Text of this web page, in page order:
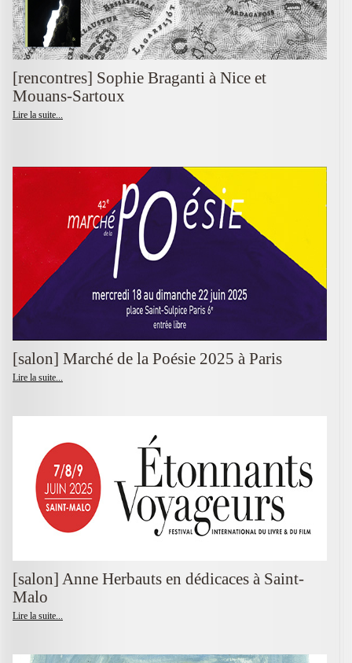
[rencontres] Sophie Braganti à Nice et
Mouans-Sartoux
Lire la suite...
[salon] Marché de la Poésie 2025 à Paris
Lire la suite...
[salon] Anne Herbauts en dédicaces à Saint-
Malo
Lire la suite...